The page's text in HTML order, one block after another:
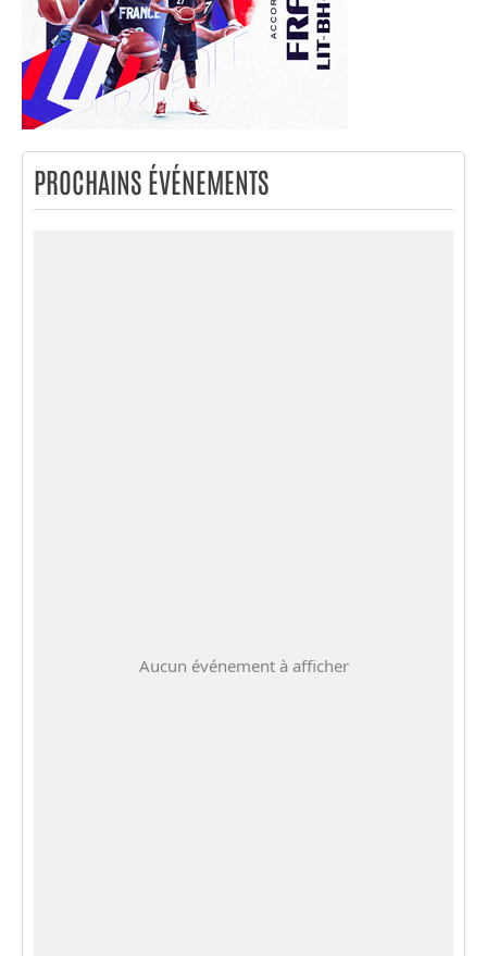
PROCHAINS ÉVÉNEMENTS
Aucun événement à afficher